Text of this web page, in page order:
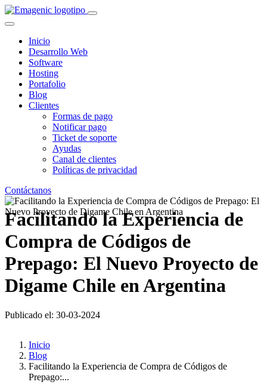
Inicio
Desarrollo Web
Software
Hosting
Portafolio
Blog
Clientes
Formas de pago
Notificar pago
Ticket de soporte
Ayudas
Canal de clientes
Políticas de privacidad
Contáctanos
Facilitando la Experiencia de
Compra de Códigos de
Prepago: El Nuevo Proyecto de
Digame Chile en Argentina
Publicado el: 30-03-2024
Inicio
Blog
Facilitando la Experiencia de Compra de Códigos de
Prepago:...